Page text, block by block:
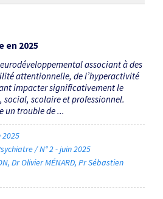
en 2025
associant à des
attentionnelle, de l’hyper­activité
impacter significativement le
scolaire et professionnel.
un trouble de ...
2025
/ N° 2 - juin 2025
Dr Olivier MÉNARD Pr Sébastien